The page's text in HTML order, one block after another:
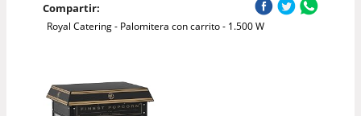
Compartir:
Royal Catering - Palomitera con carrito - 1.500 W